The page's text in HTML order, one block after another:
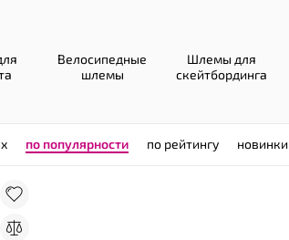
Велосипедные
шлемы
Шлемы для
скейтбординга
по популярности по рейтингу новинки